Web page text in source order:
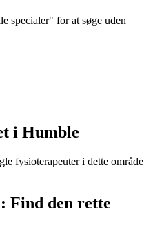
specialer" for at søge uden
i Humble
fysioterapeuter i dette område
Find den rette